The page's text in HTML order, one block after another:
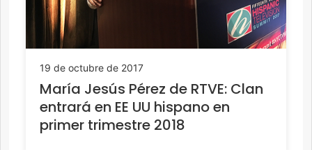
19 de octubre de 2017
María Jesús Pérez de RTVE: Clan
entrará en EE UU hispano en
primer trimestre 2018